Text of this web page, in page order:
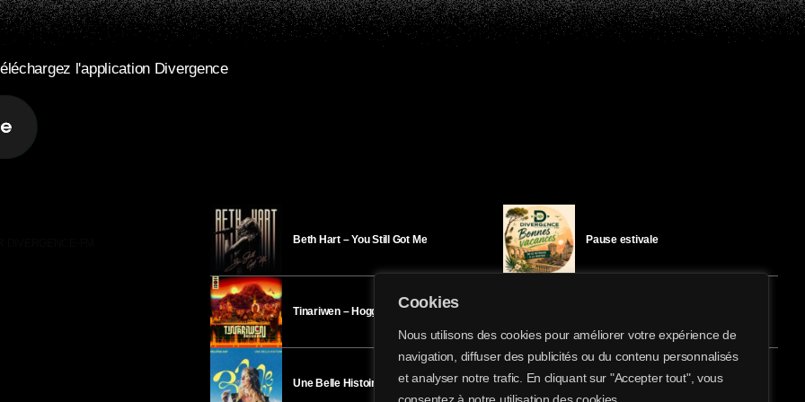
Cookies
Nous utilisons des cookies pour améliorer votre expérience de
navigation, diffuser des publicités ou du contenu personnalisés
et analyser notre trafic. En cliquant sur "Accepter tout", vous
share
email
l'application Divergence
Beth Hart – You Still Got Me
Tinariwen – Hoggar
Une Belle Histoire – Héloïse Bay
Pause estivale
Ici l’Ombre – mardi 28 juillet